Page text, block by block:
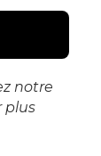
notre
plus